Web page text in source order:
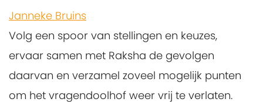
Janneke Bruins
Volg een spoor van stellingen en keuzes,
ervaar samen met Raksha de gevolgen
daarvan en verzamel zoveel mogelijk punten
om het vragendoolhof weer vrij te verlaten.